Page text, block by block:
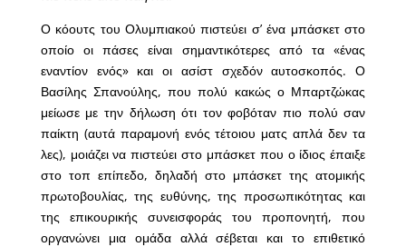
Ο κόουτς του Ολυμπιακού πιστεύει σ’ ένα μπάσκετ στο
οποίο οι πάσες είναι σημαντικότερες από τα «ένας
εναντίον ενός» και οι ασίστ σχεδόν αυτοσκοπός. Ο
Βασίλης Σπανούλης, που πολύ κακώς ο Μπαρτζώκας
μείωσε με την δήλωση ότι τον φοβόταν πιο πολύ σαν
παίκτη (αυτά παραμονή ενός τέτοιου ματς απλά δεν τα
λες), μοιάζει να πιστεύει στο μπάσκετ που ο ίδιος έπαιξε
στο τοπ επίπεδο, δηλαδή στο μπάσκετ της ατομικής
πρωτοβουλίας, της ευθύνης, της προσωπικότητας και
της επικουρικής συνεισφοράς του προπονητή, που
οργανώνει μια ομάδα αλλά σέβεται και το επιθετικό